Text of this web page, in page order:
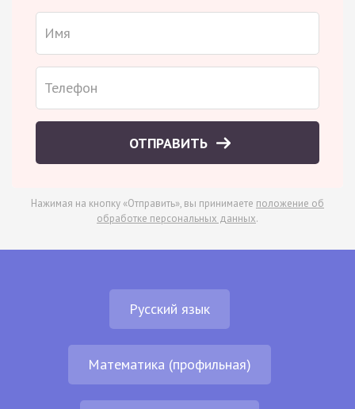
ОТПРАВИТЬ
Нажимая на кнопку «Отправить», вы принимаете положение об
обработке персональных данных.
Русский язык
Математика (профильная)